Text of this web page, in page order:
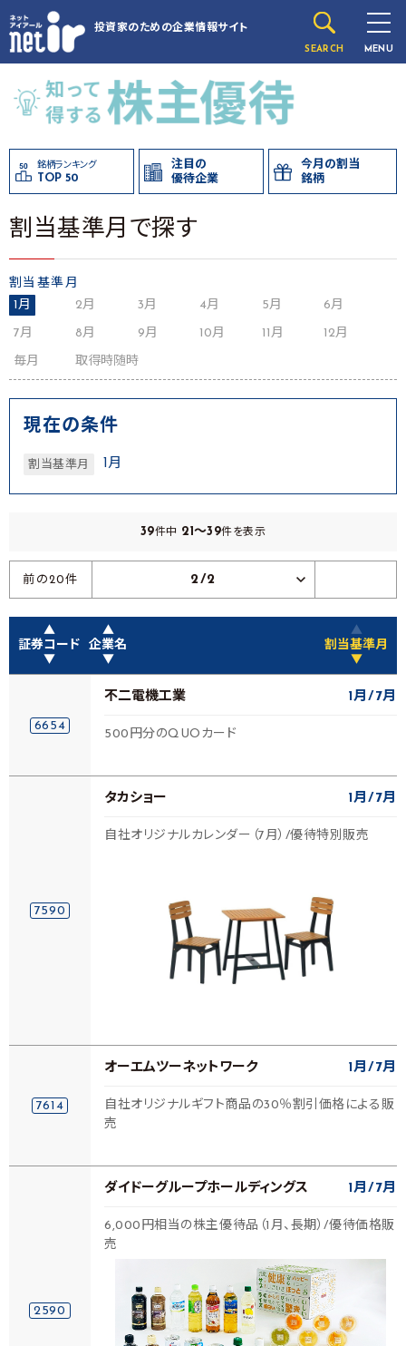
投資家のための企業情報サイト
SEARCH MENU
銘柄ランキング
TOP 50
注目の
優待企業
今月の割当
銘柄
割当基準月で探す
割当基準月
1月
2月 3月 4月 5月 6月
7月 8月 9月 10月 11月 12月
毎月 取得時随時
現在の条件
割当基準月 1月
39件中 21～39件を表示
前の20件 2/2
▲
証券コード
▼
▲
企業名
▼
▲
割当基準月
▼
6654
不二電機工業 1月 7月
500円分のQUOカード
7590
タカショー 1月 7月
自社オリジナルカレンダー（7月）/優待特別販売
7614
オーエムツーネットワーク 1月 7月
自社オリジナルギフト商品の30％割引価格による販
売
2590
ダイドーグループホールディングス 1月 7月
6,000円相当の株主優待品（1月、長期）/優待価格販
売